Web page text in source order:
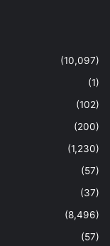
(10,097)
(1)
(102)
(200)
(1,230)
(57)
(37)
(8,496)
(57)